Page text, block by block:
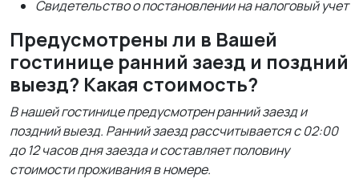
Свидетельство о постановлении на налоговый учет
Предусмотрены ли в Вашей
гостинице ранний заезд и поздний
выезд? Какая стоимость?
В нашей гостинице предусмотрен ранний заезд и
поздний выезд. Ранний заезд рассчитывается с 02:00
до 12 часов дня заезда и составляет половину
стоимости проживания в номере.